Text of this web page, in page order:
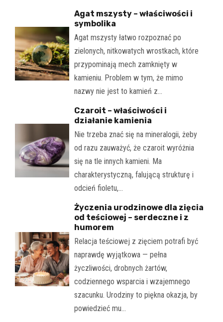
Agat mszysty – właściwości i
symbolika
Agat mszysty łatwo rozpoznać po
zielonych, nitkowatych wrostkach, które
przypominają mech zamknięty w
kamieniu. Problem w tym, że mimo
nazwy nie jest to kamień z…
Czaroit – właściwości i
działanie kamienia
Nie trzeba znać się na mineralogii, żeby
od razu zauważyć, że czaroit wyróżnia
się na tle innych kamieni. Ma
charakterystyczną, falującą strukturę i
odcień fioletu,…
Życzenia urodzinowe dla zięcia
od teściowej – serdeczne i z
humorem
Relacja teściowej z zięciem potrafi być
naprawdę wyjątkowa — pełna
życzliwości, drobnych żartów,
codziennego wsparcia i wzajemnego
szacunku. Urodziny to piękna okazja, by
powiedzieć mu…